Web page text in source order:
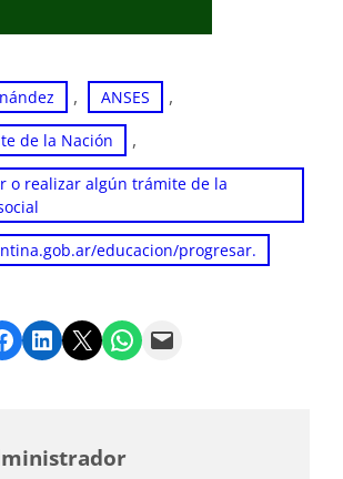
, ANSES ,
de la Nación ,
o realizar algún trámite de la
educacion/progresar.
LinkedIn Twitter WhatsApp Email